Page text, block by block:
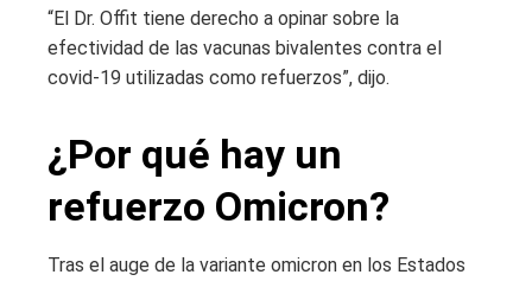
“El Dr. Offit tiene derecho a opinar sobre la
efectividad de las vacunas bivalentes contra el
covid-19 utilizadas como refuerzos”, dijo.
¿Por qué hay un
refuerzo Omicron?
Tras el auge de la variante omicron en los Estados